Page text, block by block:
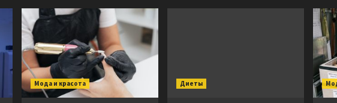
Мода и красота Диеты